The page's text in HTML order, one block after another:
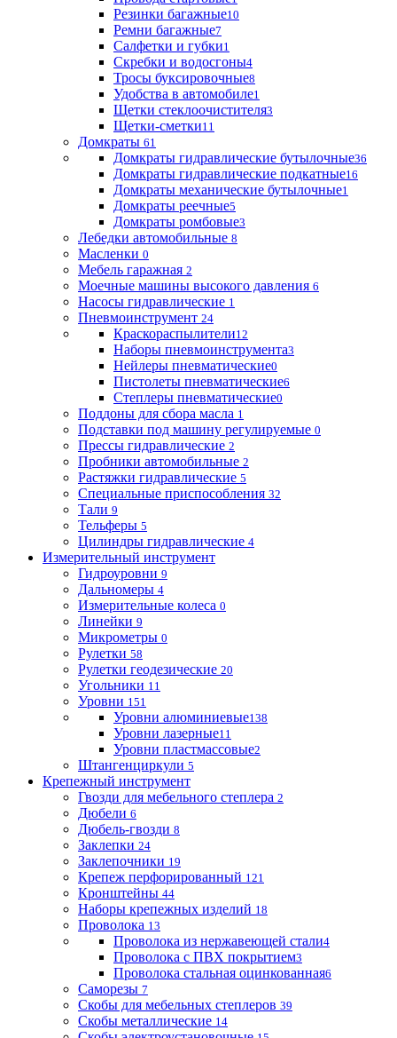
Резинки багажные10
Ремни багажные7
Салфетки и губки1
Скребки и водосгоны4
Тросы буксировочные8
Удобства в автомобиле1
Щетки стеклоочистителя3
Щетки-сметки11
Домкраты 61
Домкраты гидравлические бутылочные36
Домкраты гидравлические подкатные16
Домкраты механические бутылочные1
Домкраты реечные5
Домкраты ромбовые3
Лебедки автомобильные 8
Масленки 0
Мебель гаражная 2
Моечные машины высокого давления 6
Насосы гидравлические 1
Пневмоинструмент 24
Краскораспылители12
Наборы пневмоинструмента3
Нейлеры пневматические0
Пистолеты пневматические6
Степлеры пневматические0
Поддоны для сбора масла 1
Подставки под машину регулируемые 0
Прессы гидравлические 2
Пробники автомобильные 2
Растяжки гидравлические 5
Специальные приспособления 32
Тали 9
Тельферы 5
Цилиндры гидравлические 4
Измерительный инструмент
Гидроуровни 9
Дальномеры 4
Измерительные колеса 0
Линейки 9
Микрометры 0
Рулетки 58
Рулетки геодезические 20
Угольники 11
Уровни 151
Уровни алюминиевые138
Уровни лазерные11
Уровни пластмассовые2
Штангенциркули 5
Крепежный инструмент
Гвозди для мебельного степлера 2
Дюбели 6
Дюбель-гвозди 8
Заклепки 24
Заклепочники 19
Крепеж перфорированный 121
Кронштейны 44
Наборы крепежных изделий 18
Проволока 13
Проволока из нержавеющей стали4
Проволока с ПВХ покрытием3
Проволока стальная оцинкованная6
Саморезы 7
Скобы для мебельных степлеров 39
Скобы металлические 14